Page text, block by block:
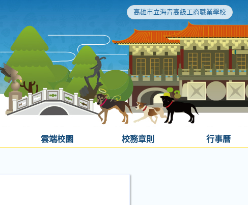
高雄市立海青高級工商職業學校
雲端校園 校務章則 行事曆